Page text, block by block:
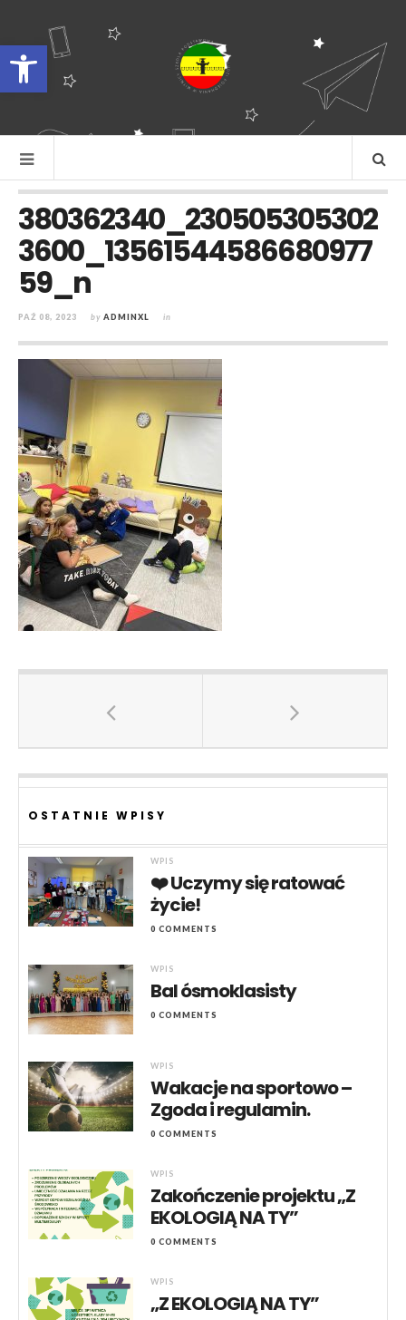
Otwórz pasek narzędzi
380362340_230505305302
3600_13561544586680977
59_n
PAŹ 08, 2023 by ADMINXL in
OSTATNIE WPISY
WPIS
❤️ Uczymy się ratować
życie!
0 COMMENTS
WPIS
Bal ósmoklasisty
0 COMMENTS
WPIS
Wakacje na sportowo –
Zgoda i regulamin.
0 COMMENTS
WPIS
Zakończenie projektu „Z
EKOLOGIĄ NA TY”
0 COMMENTS
WPIS
„Z EKOLOGIĄ NA TY”